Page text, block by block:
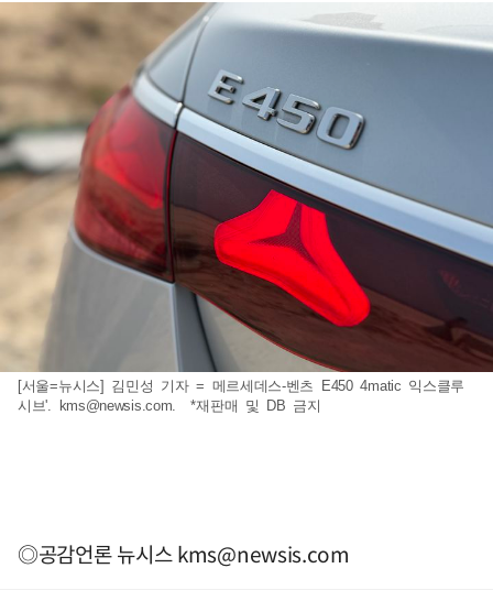
[서울=뉴시스] 김민성 기자 = 메르세데스-벤츠 E450 4matic 익스클루
시브'. kms@newsis.com . *재판매 및 DB 금지
◎공감언론 뉴시스kms@newsis.com